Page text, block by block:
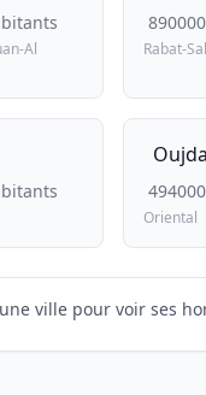
Al
Rabat-
Oujda
Oriental
ville pour voir ses